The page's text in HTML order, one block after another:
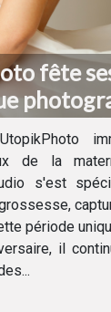
fête
à
de la
s'est
période
il